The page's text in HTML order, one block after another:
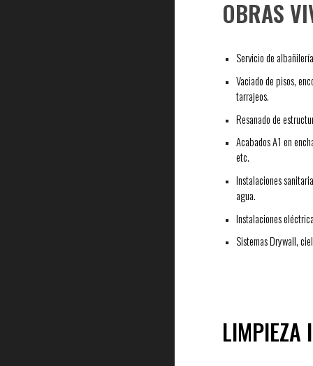
OBRAS
Servicio de
Vaciado de pisos,
tarrajeos.
Resanado de
Acabados A1 en
etc.
Instalaciones
agua.
Instalaciones
Sistemas Drywall,
LIMPIEZA